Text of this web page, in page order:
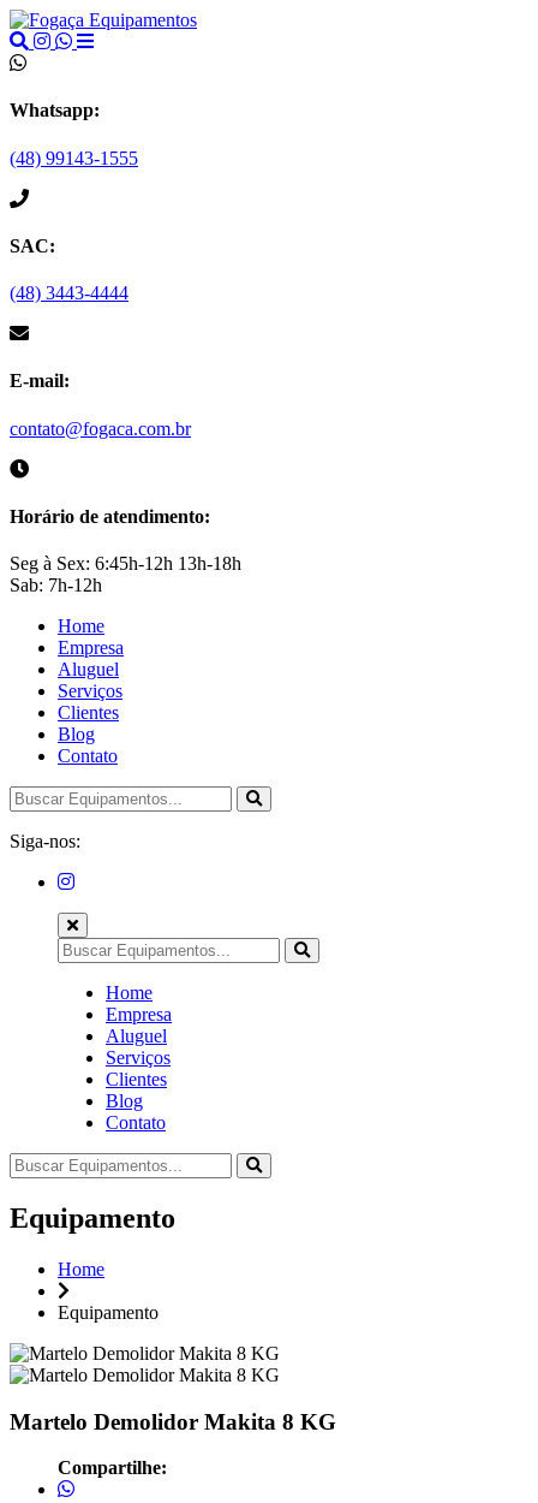
Whatsapp:
(48) 99143-1555
SAC:
(48) 3443-4444
E-mail:
contato@fogaca.com.br
Horário de atendimento:
Seg à Sex: 6:45h-12h 13h-18h
Sab: 7h-12h
Home
Empresa
Aluguel
Serviços
Clientes
Blog
Contato
Siga-nos:
Home
Empresa
Aluguel
Serviços
Clientes
Blog
Contato
Equipamento
Home
Equipamento
Martelo Demolidor Makita 8 KG
Compartilhe: